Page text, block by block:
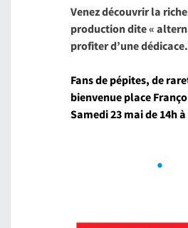
Venez découvrir la
production dite «
profiter d’une dédicace.
Fans de pépites, de
bienvenue place
Samedi 23 mai de 14h à
.